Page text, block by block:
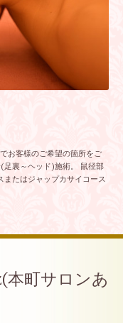
お客様のご希望の箇所をご
足裏～ヘッド)施術。 鼠径部
たはジャップカサイコース
本町サロンあ